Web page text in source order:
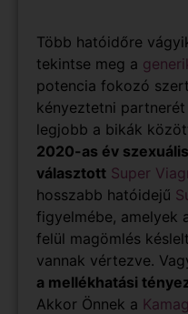
Több hatóidőre
tekintse meg a
potencia fokozó
kényeztetni
legjobb a bikák
2020-as év
választott Super
hosszabb hatóidejű
figyelmébe, amelyek
felül magömlés
vannak vértezve.
a mellékhatási
Akkor Önnek a